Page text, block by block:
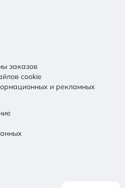
заказов
cookie
и рекламных